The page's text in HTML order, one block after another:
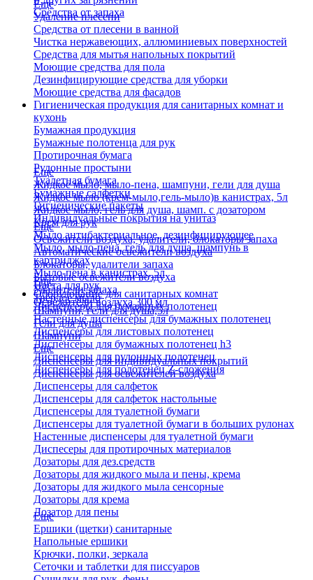
Средства от запаха
Еще
Удаление плесени
Средства от плесени в ванной
Чистка нержавеющих, аллюминиевых поверхностей
Средства для мытья напольных покрытий
Моющие средства для пола
Дезинфицирующие средства для уборки
Моющие средства для фасадов
Гигиеническая продукция для санитарных комнат и
кухонь
Бумажная продукция
Бумажные полотенца для рук
Протирочная бумага
Рулонные простыни
Туалетная бумага
Бумажные салфетки
Гигиенические пакеты
Индивидуальные покрытия на унитаз
Еще
Жидкое мыло, мыло-пена, шампуни, гели для душа
Жидкое мыло (крем-мыло,гель-мыло)в канистрах, 5л
Жидкое мыло, гель для душа, шамп. с дозатором
Крем для рук
Мыло антибактериальное, дезинфицирующее
Мыло, мыло-пена, гель для душа, шампунь в
картриджах
Мыло-пена в канистрах, 5л
Паста для рук
Твердое мыло
Шампуни, гели для душа,5л
Гели для душа
Шампуни
Еще
Освежители воздуха, удалители, блокаторы запаха
Автоматические освежители воздуха
Блокаторы, удалители запаха
Бытовые освежители воздуха
Удалители запаха
Освежители воздуха 300 мл
Еще
Оборудование для санитарных комнат
Диспенсеры для бумажных полотенец
Настенные диспенсеры для бумажных полотенец
Диспенсеры для листовых полотенец
Диспенсеры для бумажных полотенец h3
Диспенсеры для рулонных полотенец
Диспенсеры для полотенец Z-сложения
Еще
Диспенсеры для индивидуальных покрытий
Диспенсеры для освежителей воздуха
Диспенсеры для салфеток
Диспенсеры для салфеток настольные
Диспенсеры для туалетной бумаги
Диспенсеры для туалетной бумаги в больших рулонах
Настенные диспенсеры для туалетной бумаги
Диспесеры для протирочных материалов
Дозаторы для дез.средств
Дозаторы для жидкого мыла и пены, крема
Дозаторы для жидкого мыла сенсорные
Дозаторы для крема
Дозатор для пены
Еще
Ершики (щетки) санитарные
Напольные ершики
Крючки, полки, зеркала
Сеточки и таблетки для писсуаров